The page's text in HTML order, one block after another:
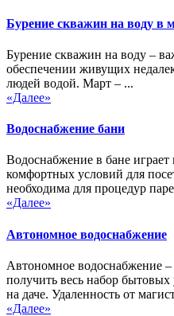
Бурение скважин на воду в
Бурение скважин на воду –
обеспечении живущих
людей водой. Март – ...
«Далее»
Водоснабжение бани
Водоснабжение в бане
комфортных условий для
необходима для процедур
«Далее»
Автономное водоснабжение
Автономное водоснабжение
получить весь набор
на даче. Удаленность от
«Далее»